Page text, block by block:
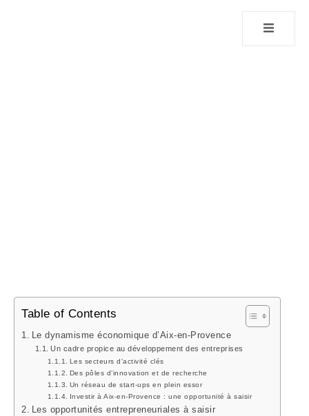
Table of Contents
Le dynamisme économique d’Aix-en-Provence
Un cadre propice au développement des entreprises
Les secteurs d’activité clés
Des pôles d’innovation et de recherche
Un réseau de start-ups en plein essor
Investir à Aix-en-Provence : une opportunité à saisir
Les opportunités entrepreneuriales à saisir